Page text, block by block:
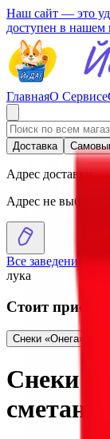
Наш сайт — это
доступен в
ГлавнаяО Сервисе
Доставка
Адрес доставки
Адрес не выбран
Все заведения
лука
Стоит
Снеки «Онега» со
Снеки